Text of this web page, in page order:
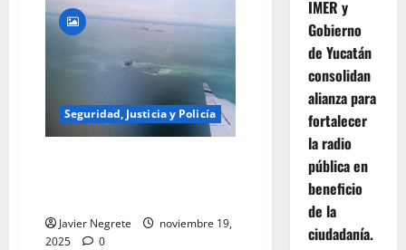
Seguridad, Justicia y Policía
Javier Negrete
noviembre 19,
2025
0
IMER y
Gobierno
de Yucatán
consolidan
alianza para
fortalecer
la radio
pública en
beneficio
de la
ciudadanía.